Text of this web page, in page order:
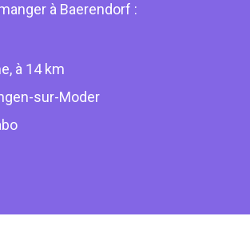
à Baerendorf :
à 14 km
sur-Moder